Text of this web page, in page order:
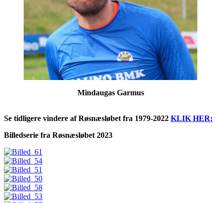
Mindaugas Garmus
Se tidligere vindere af Røsnæsløbet fra 1979-2022 KLIK HER:
Billedserie fra Røsnæsløbet 2023